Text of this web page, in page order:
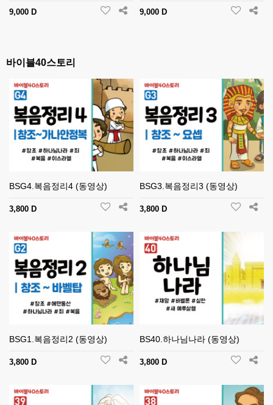
9,000 D 9,000 D
바이블40스토리
BSG4.복음정리4 (동영상)
3,800 D
BSG3.복음정리3 (동영상)
3,800 D
BSG1.복음정리2 (동영상)
3,800 D
BS40.하나님나라 (동영상)
3,800 D